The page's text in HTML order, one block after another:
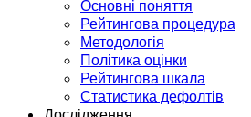
Основні поняття
Рейтингова процедура
Методологія
Політика оцінки
Рейтингова шкала
Статистика дефолтів